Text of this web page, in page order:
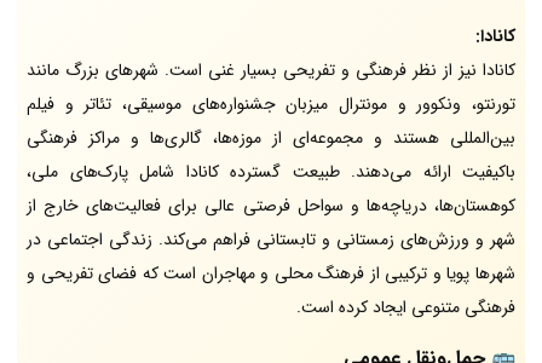
کانادا:
کانادا نیز از نظر فرهنگی و تفریحی بسیار غنی است. شهرهای بزرگ مانند
تورنتو، ونکوور و مونترال میزبان جشنواره‌های موسیقی، تئاتر و فیلم
بین‌المللی هستند و مجموعه‌ای از موزه‌ها، گالری‌ها و مراکز فرهنگی
باکیفیت ارائه می‌دهند. طبیعت گسترده کانادا شامل پارک‌های ملی،
کوهستان‌ها، دریاچه‌ها و سواحل فرصتی عالی برای فعالیت‌های خارج از
شهر و ورزش‌های زمستانی و تابستانی فراهم می‌کند. زندگی اجتماعی در
شهرها پویا و ترکیبی از فرهنگ محلی و مهاجران است که فضای تفریحی و
فرهنگی متنوعی ایجاد کرده است.